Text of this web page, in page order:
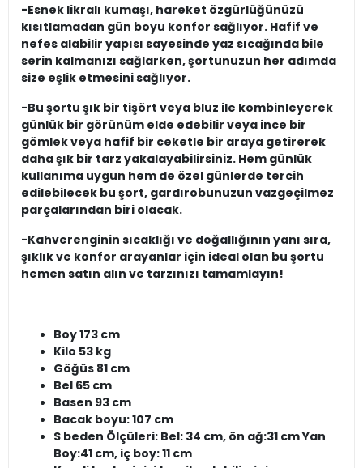
-Esnek likralı kumaşı, hareket özgürlüğünüzü
kısıtlamadan gün boyu konfor sağlıyor. Hafif ve
nefes alabilir yapısı sayesinde yaz sıcağında bile
serin kalmanızı sağlarken, şortunuzun her adımda
size eşlik etmesini sağlıyor.
-Bu şortu şık bir tişört veya bluz ile kombinleyerek
günlük bir görünüm elde edebilir veya ince bir
gömlek veya hafif bir ceketle bir araya getirerek
daha şık bir tarz yakalayabilirsiniz. Hem günlük
kullanıma uygun hem de özel günlerde tercih
edilebilecek bu şort, gardırobunuzun vazgeçilmez
parçalarından biri olacak.
-Kahverenginin sıcaklığı ve doğallığının yanı sıra,
şıklık ve konfor arayanlar için ideal olan bu şortu
hemen satın alın ve tarzınızı tamamlayın!
Boy 173 cm
Kilo 53 kg
Göğüs 81 cm
Bel 65 cm
Basen 93 cm
Bacak boyu: 107 cm
S beden Ölçüleri: Bel: 34 cm, ön ağ:31 cm Yan
Boy:41 cm, iç boy: 11 cm